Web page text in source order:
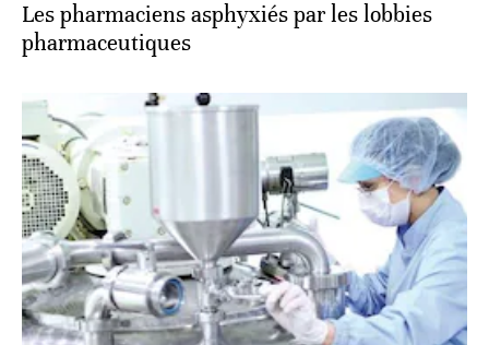
Les pharmaciens asphyxiés par les lobbies
pharmaceutiques